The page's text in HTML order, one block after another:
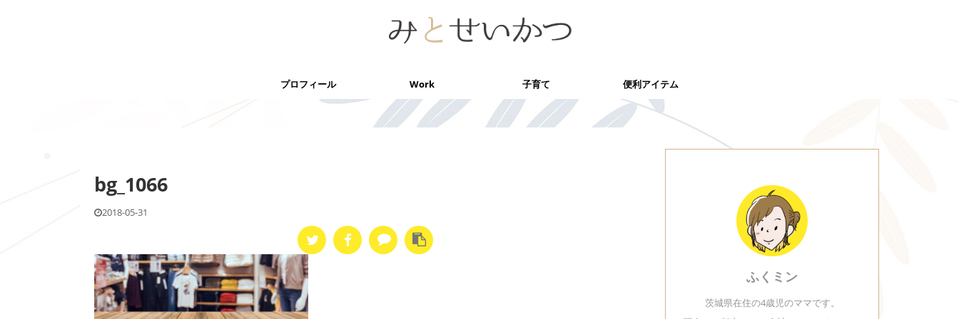
プロフィール Work 子育て 便利アイテム
bg_1066
2018-05-31
ふくミン
茨城県在住の4歳児のママです。